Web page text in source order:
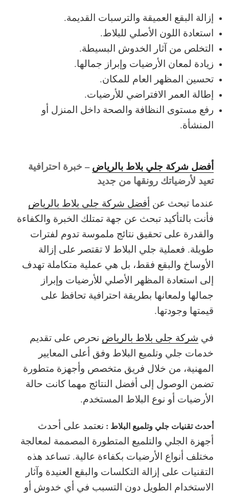
إزالة البقع العميقة والترسبات القديمة.
استعادة اللون الأصلي للبلاط.
التخلص من آثار الخدوش البسيطة.
زيادة لمعان الأرضيات وإبراز جمالها.
تحسين المظهر العام للمكان.
إطالة العمر الافتراضي للأرضيات.
رفع مستوى النظافة والصحة داخل المنزل أو
المنشأة.
أفضل شركة جلي بلاط بالرياض– خبرة احترافية
تعيد لأرضياتك رونقها من جديد
عندما تبحث عن أفضل شركة جلي بلاط بالرياض
فأنت بالتأكيد تبحث عن جهة تمتلك الخبرة والكفاءة
والقدرة على تحقيق نتائج ملموسة تدوم لفترات
طويلة. فعملية جلي البلاط لا تقتصر على إزالة
الأوساخ والبقع فقط، بل هي عملية متكاملة تهدف
إلى استعادة المظهر الأصلي للأرضيات وإبراز
جمالها ولمعانها بطريقة احترافية تحافظ على
قيمتها وجودتها.
في شركة جلي بلاط بالرياض نحرص على تقديم
خدمات جلي وتلميع البلاط وفق أعلى المعايير
المهنية، من خلال فريق متخصص وأجهزة متطورة
تضمن الوصول إلى أفضل النتائج مهما كانت حالة
الأرضيات أو نوع البلاط المستخدم.
أحدث تقنيات جلي وتلميع البلاط : نعتمد على أحدث
أجهزة الجلي والتلميع المتطورة المصممة لمعالجة
مختلف أنواع الأرضيات بكفاءة عالية. تساعد هذه
التقنيات على إزالة التكلسات والبقع العنيدة وآثار
الاستخدام الطويل دون التسبب في أي خدوش أو